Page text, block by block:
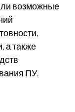
возможные
а также
ПУ.